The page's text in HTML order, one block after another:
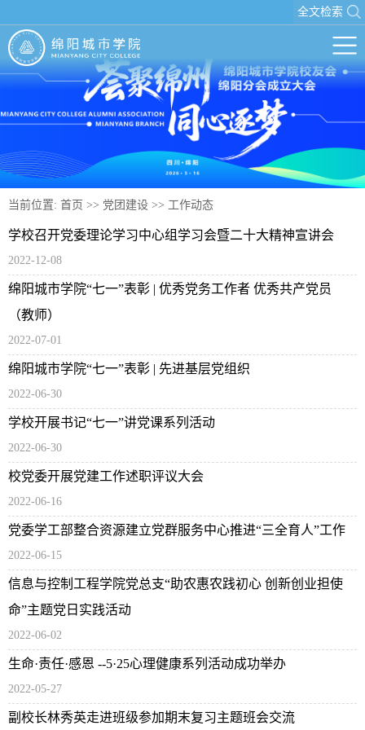
全文检索
当前位置: 首页 >> 党团建设 >> 工作动态
学校召开党委理论学习中心组学习会暨二十大精神宣讲会
2022-12-08
绵阳城市学院“七一”表彰 | 优秀党务工作者 优秀共产党员
（教师）
2022-07-01
绵阳城市学院“七一”表彰 | 先进基层党组织
2022-06-30
学校开展书记“七一”讲党课系列活动
2022-06-30
校党委开展党建工作述职评议大会
2022-06-16
党委学工部整合资源建立党群服务中心推进“三全育人”工作
2022-06-15
信息与控制工程学院党总支“助农惠农践初心 创新创业担使
命”主题党日实践活动
2022-06-02
生命·责任·感恩 --5·25心理健康系列活动成功举办
2022-05-27
副校长林秀英走进班级参加期末复习主题班会交流